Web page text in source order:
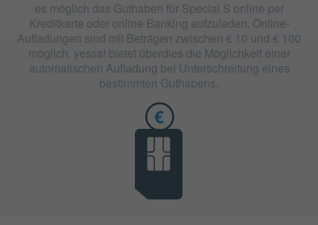
es möglich das Guthaben für Special S online per
Kreditkarte oder online Banking aufzuladen. Online-
Aufladungen sind mit Beträgen zwischen € 10 und € 100
möglich. yesss! bietet überdies die Möglichkeit einer
automatischen Aufladung bei Unterschreitung eines
bestimmten Guthabens.